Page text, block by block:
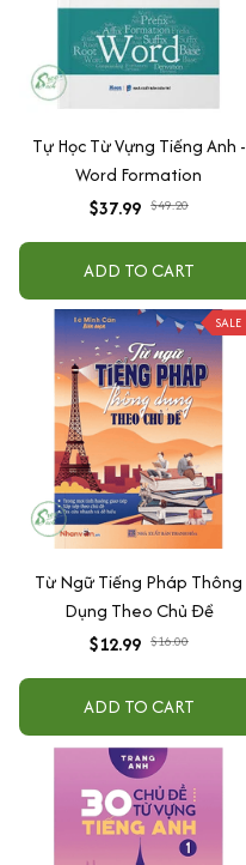
Tự Học Từ Vựng Tiếng Anh -
Word Formation
$37.99 $49.20
ADD TO CART
SALE
Từ Ngữ Tiếng Pháp Thông
Dụng Theo Chủ Đề
$12.99 $16.00
ADD TO CART